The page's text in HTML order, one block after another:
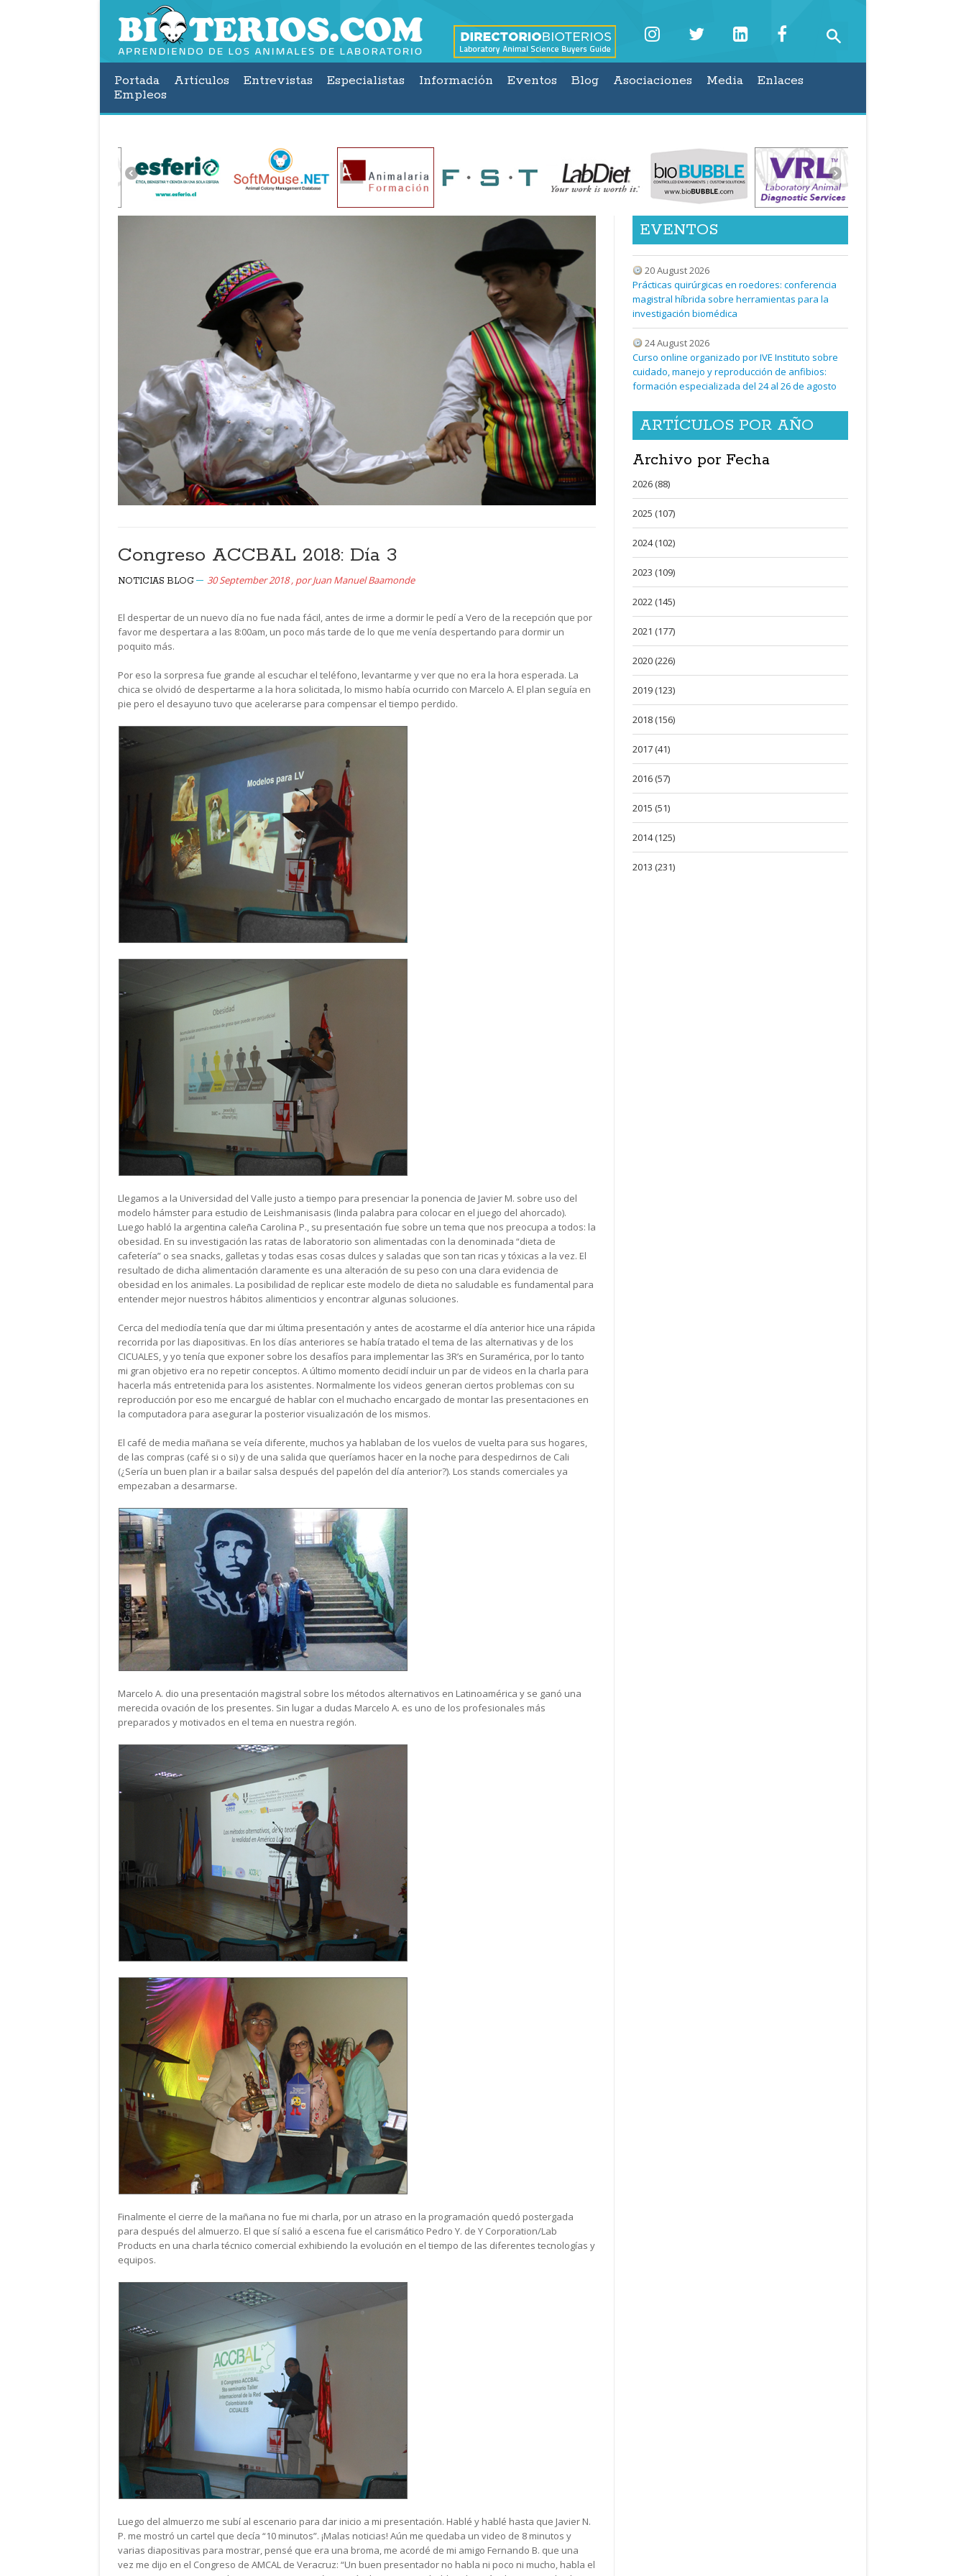
Portada Artículos Entrevistas Especialistas Información Eventos Blog Asociaciones Media
Enlaces
Empleos
Congreso ACCBAL 2018: Día 3
NOTICIAS BLOG 30 September 2018 , porJuan Manuel Baamonde
El despertar de un nuevo día no fue nada fácil, antes de irme a dormir le pedí a Vero de la recepción que por
favor me despertara a las 8:00am, un poco más tarde de lo que me venía despertando para dormir un
poquito más.
Por eso la sorpresa fue grande al escuchar el teléfono, levantarme y ver que no era la hora esperada. La
chica se olvidó de despertarme a la hora solicitada, lo mismo había ocurrido con Marcelo A. El plan seguía en
pie pero el desayuno tuvo que acelerarse para compensar el tiempo perdido.
Llegamos a la Universidad del Valle justo a tiempo para presenciar la ponencia de Javier M. sobre uso del
modelo hámster para estudio de Leishmanisasis (linda palabra para colocar en el juego del ahorcado).
Luego habló la argentina caleña Carolina P., su presentación fue sobre un tema que nos preocupa a todos: la
obesidad. En su investigación las ratas de laboratorio son alimentadas con la denominada “dieta de
cafetería” o sea snacks, galletas y todas esas cosas dulces y saladas que son tan ricas y tóxicas a la vez. El
resultado de dicha alimentación claramente es una alteración de su peso con una clara evidencia de
obesidad en los animales. La posibilidad de replicar este modelo de dieta no saludable es fundamental para
entender mejor nuestros hábitos alimenticios y encontrar algunas soluciones.
Cerca del mediodía tenía que dar mi última presentación y antes de acostarme el día anterior hice una rápida
recorrida por las diapositivas. En los días anteriores se había tratado el tema de las alternativas y de los
CICUALES, y yo tenía que exponer sobre los desafíos para implementar las 3R’s en Suramérica, por lo tanto
mi gran objetivo era no repetir conceptos. A último momento decidí incluir un par de videos en la charla para
hacerla más entretenida para los asistentes. Normalmente los videos generan ciertos problemas con su
reproducción por eso me encargué de hablar con el muchacho encargado de montar las presentaciones en
la computadora para asegurar la posterior visualización de los mismos.
El café de media mañana se veía diferente, muchos ya hablaban de los vuelos de vuelta para sus hogares,
de las compras (café si o si) y de una salida que queríamos hacer en la noche para despedirnos de Cali
(¿Sería un buen plan ir a bailar salsa después del papelón del día anterior?). Los stands comerciales ya
empezaban a desarmarse.
Marcelo A. dio una presentación magistral sobre los métodos alternativos en Latinoamérica y se ganó una
merecida ovación de los presentes. Sin lugar a dudas Marcelo A. es uno de los profesionales más
preparados y motivados en el tema en nuestra región.
Finalmente el cierre de la mañana no fue mi charla, por un atraso en la programación quedó postergada
para después del almuerzo. El que sí salió a escena fue el carismático Pedro Y. de Y Corporation/Lab
Products en una charla técnico comercial exhibiendo la evolución en el tiempo de las diferentes tecnologías y
equipos.
Luego del almuerzo me subí al escenario para dar inicio a mi presentación. Hablé y hablé hasta que Javier N.
P. me mostró un cartel que decía “10 minutos”. ¡Malas noticias! Aún me quedaba un video de 8 minutos y
varias diapositivas para mostrar, pensé que era una broma, me acordé de mi amigo Fernando B. que una
vez me dijo en el Congreso de AMCAL de Veracruz: “Un buen presentador no habla ni poco ni mucho, habla el
EVENTOS
20 August 2026
Prácticas quirúrgicas en roedores: conferencia
magistral híbrida sobre herramientas para la
investigación biomédica
24 August 2026
Curso online organizado por IVE Instituto sobre
cuidado, manejo y reproducción de anfibios:
formación especializada del 24 al 26 de agosto
ARTÍCULOS POR AÑO
Archivo por Fecha
2026 (88)
2025 (107)
2024 (102)
2023 (109)
2022 (145)
2021 (177)
2020 (226)
2019 (123)
2018 (156)
2017 (41)
2016 (57)
2015 (51)
2014 (125)
2013 (231)